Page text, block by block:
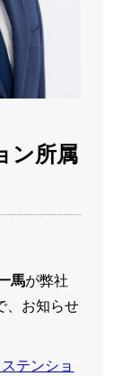
ン所属
馬が弊社
、お知らせ
テンショ